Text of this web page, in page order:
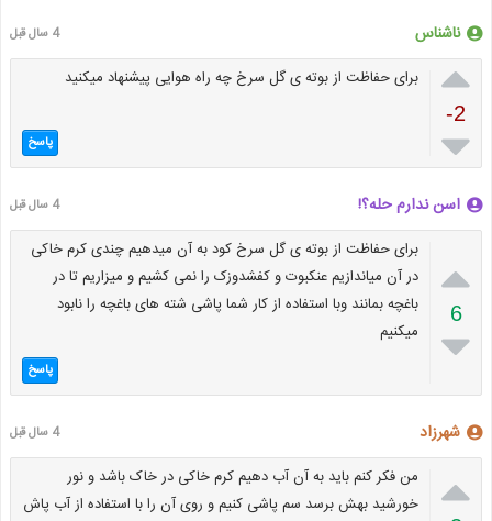
ناشناس 4 سال قبل

-2

برای حفاظت از بوته ی گل سرخ چه راه هوایی پیشنهاد میکنید
پاسخ
اسن ندارم حله؟! 4 سال قبل

6

برای حفاظت از بوته ی گل سرخ کود به آن میدهیم چندی کرم خاکی
در آن میاندازیم عنکبوت و کفشدوزک را نمی کشیم و میزاریم تا در
باغچه بمانند وبا استفاده از کار شما پاشی شته های باغچه را نابود
میکنیم
پاسخ
شهرزاد 4 سال قبل

من فکر کنم باید به آن آب دهیم کرم خاکی در خاک باشد و نور
خورشید بهش برسد سم پاشی کنیم و روی آن را با استفاده از آب پاش